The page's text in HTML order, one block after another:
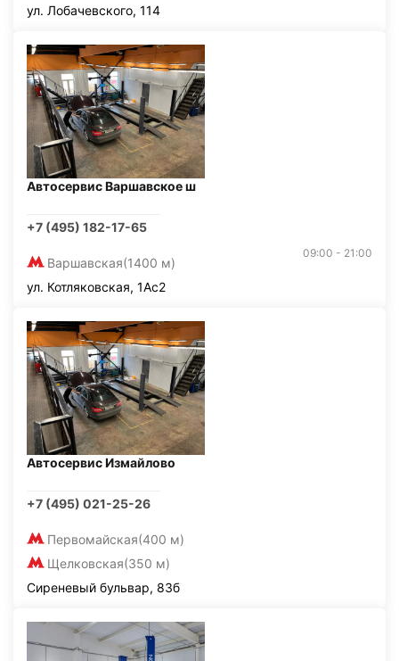
ул. Лобачевского, 114
Автосервис Варшавское ш
+7 (495) 182-17-65
Варшавская(1400 м)
09:00 - 21:00
ул. Котляковская, 1Ас2
Автосервис Измайлово
+7 (495) 021-25-26
Первомайская(400 м)
Щелковская(350 м)
Сиреневый бульвар, 83б